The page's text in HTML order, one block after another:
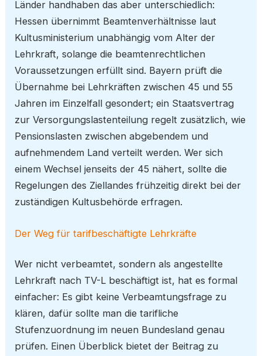
Länder handhaben das aber unterschiedlich:
Hessen übernimmt Beamtenverhältnisse laut
Kultusministerium unabhängig vom Alter der
Lehrkraft, solange die beamtenrechtlichen
Voraussetzungen erfüllt sind. Bayern prüft die
Übernahme bei Lehrkräften zwischen 45 und 55
Jahren im Einzelfall gesondert; ein Staatsvertrag
zur Versorgungslastenteilung regelt zusätzlich, wie
Pensionslasten zwischen abgebendem und
aufnehmendem Land verteilt werden. Wer sich
einem Wechsel jenseits der 45 nähert, sollte die
Regelungen des Ziellandes frühzeitig direkt bei der
zuständigen Kultusbehörde erfragen.
Der Weg für tarifbeschäftigte Lehrkräfte
Wer nicht verbeamtet, sondern als angestellte
Lehrkraft nach TV-L beschäftigt ist, hat es formal
einfacher: Es gibt keine Verbeamtungsfrage zu
klären, dafür sollte man die tarifliche
Stufenzuordnung im neuen Bundesland genau
prüfen. Einen Überblick bietet der Beitrag zu